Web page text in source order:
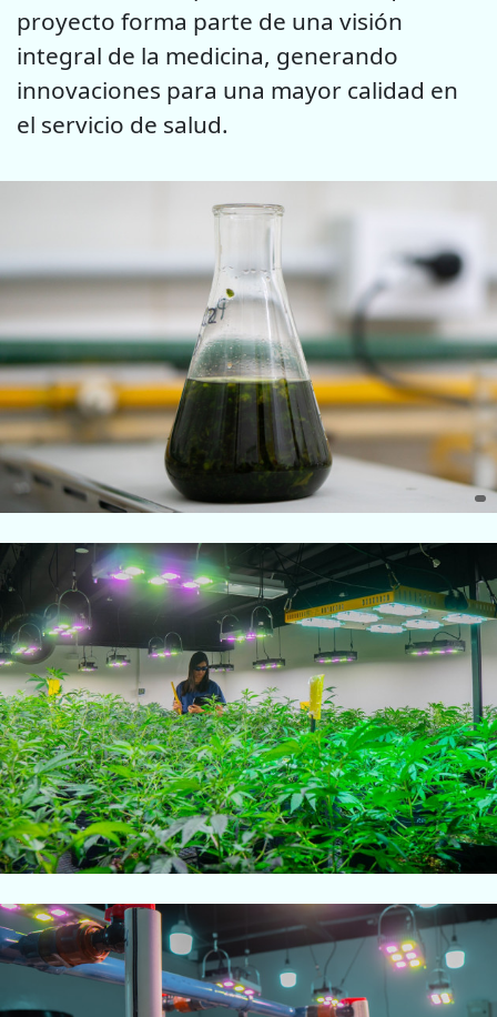
proyecto forma parte de una visión
integral de la medicina, generando
innovaciones para una mayor calidad en
el servicio de salud.